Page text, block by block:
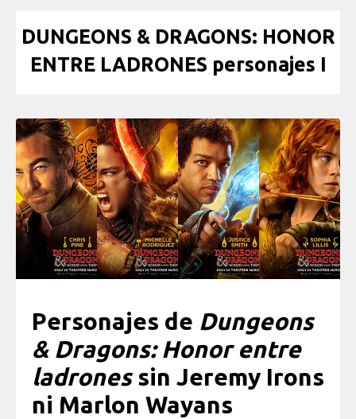
DUNGEONS & DRAGONS: HONOR
ENTRE LADRONES personajes I
Personajes de Dungeons
& Dragons: Honor entre
ladronessin Jeremy Irons
ni Marlon Wayans